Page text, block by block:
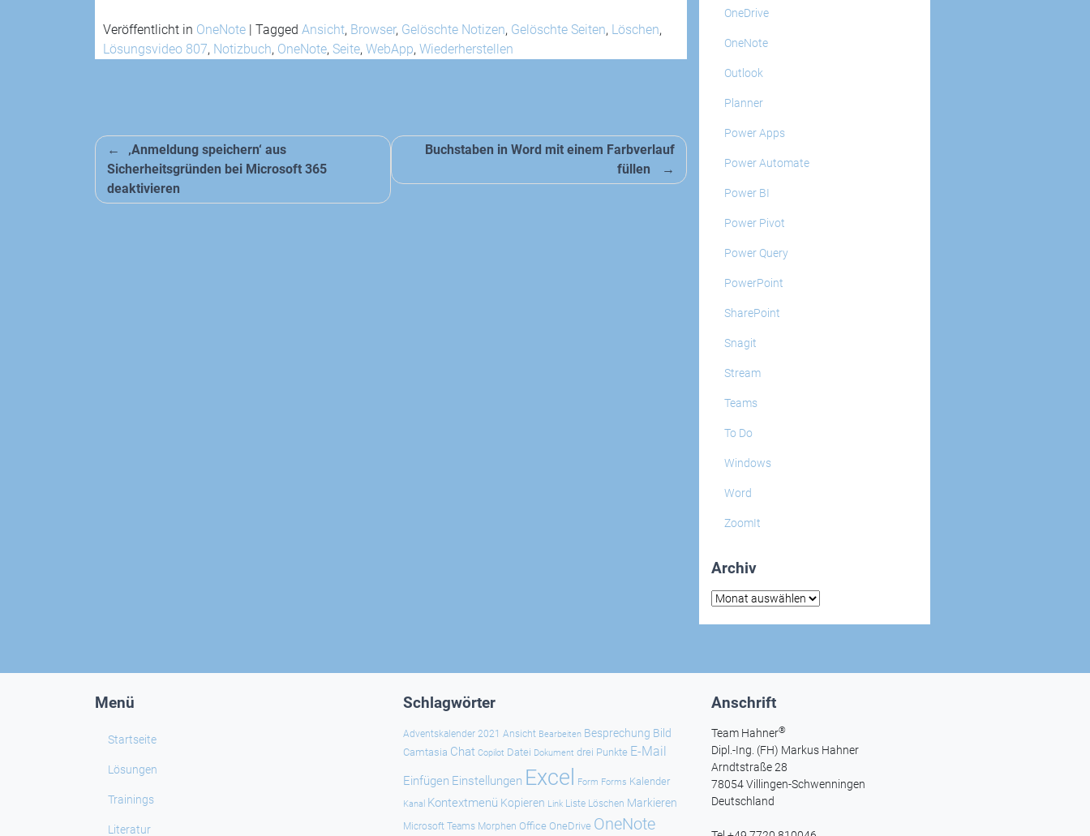
Veröffentlicht in OneNote Tagged Ansicht, Browser, Gelöschte Notizen, Gelöschte Seiten, Löschen,
Lösungsvideo 807, Notizbuch, OneNote, Seite, WebApp, Wiederherstellen
Beitragsnavigation
‚Anmeldung speichern‘ aus
Sicherheitsgründen bei Microsoft 365
deaktivieren
Buchstaben in Word mit einem Farbverlauf
füllen
OneDrive
OneNote
Outlook
Planner
Power Apps
Power Automate
Power BI
Power Pivot
Power Query
PowerPoint
SharePoint
Snagit
Stream
Teams
To Do
Windows
Word
ZoomIt
Archiv
Archiv
Menü
Startseite
Lösungen
Trainings
Literatur
Schlagwörter
Adventskalender 2021 Ansicht Bearbeiten Besprechung Bild
Camtasia Chat Copilot Datei Dokument drei Punkte E-Mail
Einfügen Einstellungen Excel Form Forms Kalender
Kanal Kontextmenü Kopieren Link Liste Löschen Markieren
Microsoft Teams Morphen Office OneDrive OneNote
Anschrift
Team Hahner®
Dipl.-Ing. (FH) Markus Hahner
Arndtstraße 28
78054 Villingen-Schwenningen
Deutschland